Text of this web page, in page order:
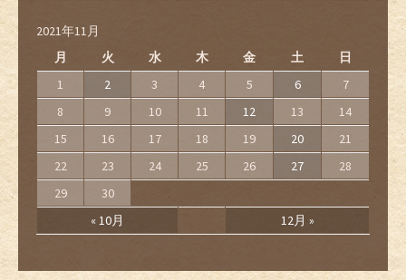
2021年11月
月
火 水 木 金 土 日
« 10月 12月 »
1 2 3 4 5 6
7
8
9 10 11 12 13
14
15
16 17 18 19 20
21
22
23 24 25 26 27
28
29
30